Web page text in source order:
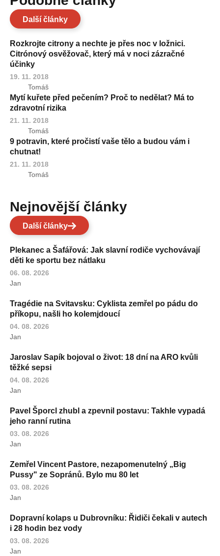
Další články
Rozkrojte citrony a nechte je přes noc v ložnici.
Citrónový osvěžovač, který má v noci zázračné
účinky
19. 11. 2018
Tomáš
Mytí kuřete před pečením? Proč to nedělat? Má to
zdravotní rizika
21. 11. 2018
Tomáš
9 potravin, které pročistí vaše tělo a budou vám i
chutnat!
21. 11. 2018
Tomáš
Nejnovější články
Další články
Plekanec a Šafářová: Jak slavní rodiče vychovávají
děti ke sportu bez nátlaku
06. 08. 2026
Jan
Tragédie na Svitavsku: Cyklista zemřel po pádu do
příkopu, našli ho kolemjdoucí
04. 08. 2026
Jan
Jaroslav Sapík bojoval o život: 18 dní na ARO kvůli
těžké sepsi
04. 08. 2026
Jan
Pavel Šporcl zhubl a zpevnil postavu: Takhle vypadá
jeho ranní rutina
03. 08. 2026
Jan
Zemřel Vincent Pastore, nezapomenutelný „Big
Pussy" ze Sopránů. Bylo mu 80 let
03. 08. 2026
Jan
Dopravní kolaps u Dubrovníku: Řidiči čekali v autech
i 28 hodin bez vody
03. 08. 2026
Jan